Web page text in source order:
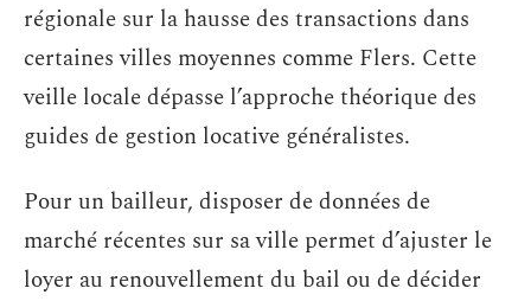
régionale sur la hausse des transactions dans
certaines villes moyennes comme Flers. Cette
veille locale dépasse l’approche théorique des
guides de gestion locative généralistes.
Pour un bailleur, disposer de données de
marché récentes sur sa ville permet d’ajuster le
loyer au renouvellement du bail ou de décider